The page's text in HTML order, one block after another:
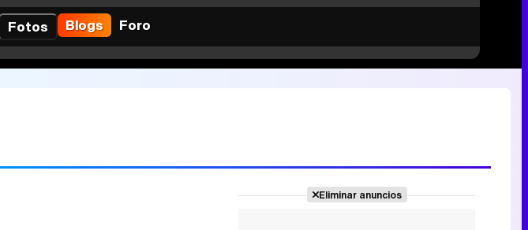
Fotos Blogs Foro
Eliminar anuncios